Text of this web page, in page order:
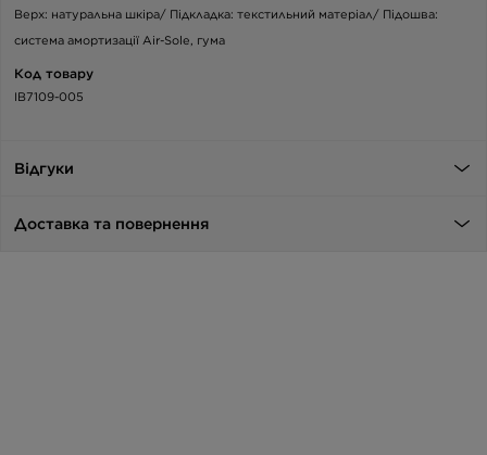
Верх: натуральна шкіра/ Підкладка: текстильний матеріал/ Підошва:
система амортизації Air-Sole, гума
Код товару
IB7109-005
Відгуки
Доставка та повернення